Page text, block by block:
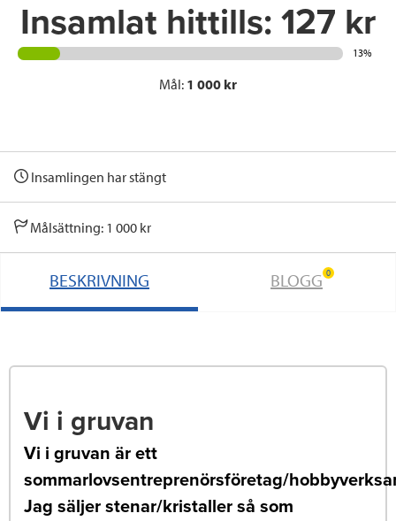
Insamlat hittills: 127 kr
13%
Mål: 1 000 kr
Insamlingen har stängt
Målsättning: 1 000 kr
BESKRIVNING BLOGG 0
Vi i gruvan
Vi i gruvan är ett
sommarlovsentreprenörsföretag/
Jag säljer stenar/kristaller så som